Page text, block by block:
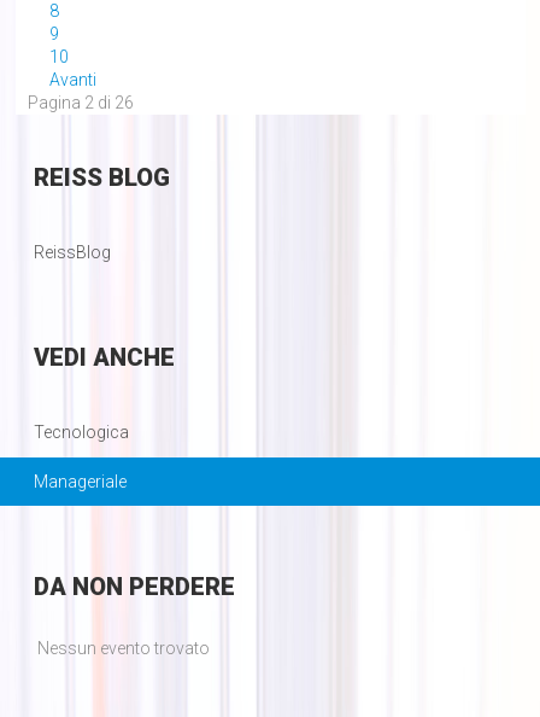
8
9
10
Avanti
Pagina 2 di 26
REISSBLOG
ReissBlog
VEDI ANCHE
Tecnologica
Manageriale
DANON PERDERE
Nessun evento trovato